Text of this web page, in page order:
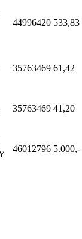
44996420 533,83
35763469 61,42
35763469 41,20
46012796 5.000,-